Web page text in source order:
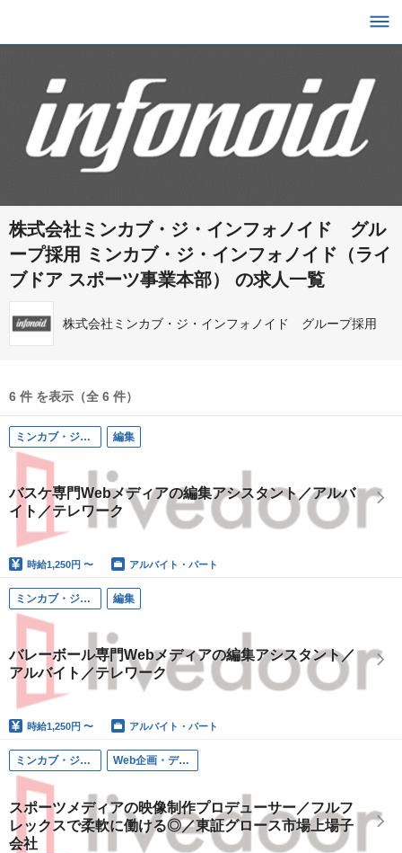
株式会社ミンカブ・ジ・インフォノイド グル
ープ採用 ミンカブ・ジ・インフォノイド（ライ
ブドア スポーツ事業本部） の求人一覧
株式会社ミンカブ・ジ・インフォノイド グループ採用
6 件 を表示（全 6 件）
ミンカブ・ジ・インフォノイド（ライブドア スポーツ事業本部） 編集
バスケ専門Webメディアの編集アシスタント／アルバ
イト／テレワーク
時給1,250円 〜 アルバイト・パート
ミンカブ・ジ・インフォノイド（ライブドア スポーツ事業本部） 編集
バレーボール専門Webメディアの編集アシスタント／
アルバイト／テレワーク
時給1,250円 〜 アルバイト・パート
ミンカブ・ジ・インフォノイド（ライブドア スポーツ事業本部） Web企画・ディレクション
スポーツメディアの映像制作プロデューサー／フルフ
レックスで柔軟に働ける◎／東証グロース市場上場子
会社